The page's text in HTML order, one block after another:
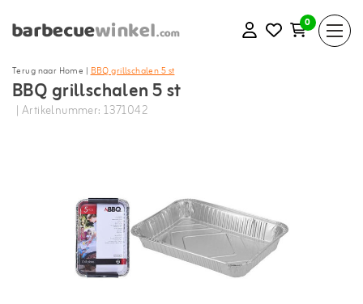
0
Terug naar Home |BBQ grillschalen 5 st
BBQ grillschalen 5 st
| Artikelnummer: 1371042